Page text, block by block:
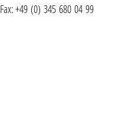
Fax: +49 (0) 345 680 04 99